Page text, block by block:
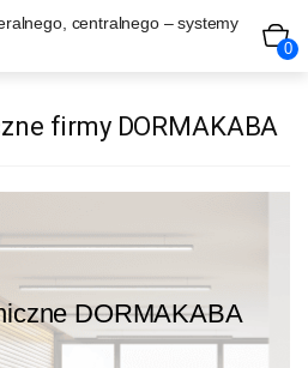
0
firmy DORMAKABA
DORMAKABA